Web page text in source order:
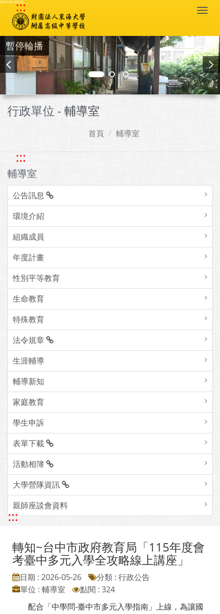
跳到主要內容區塊
:::
暫停輪播
行政單位 - 輔導室
首頁 輔導室
:::
輔導室
公告訊息
環境介紹
組織成員
年度計畫
性別平等教育
生命教育
特殊教育
法令規章
生涯輔導
輔導新知
家庭教育
學生申訴
表單下載
活動相簿
大學營隊資訊
親師座談會資料
:::
轉知~台中市政府教育局「115年度會
考臺中多元入學全攻略線上講座」
日期 : 2026-05-26
分類 : 行政公告
單位 : 輔導室
點閱 : 324
配合「中學問-臺中市多元入學指南」上線，為讓國